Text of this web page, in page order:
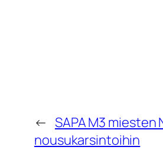
← SAPA M3
nousukarsintoihin